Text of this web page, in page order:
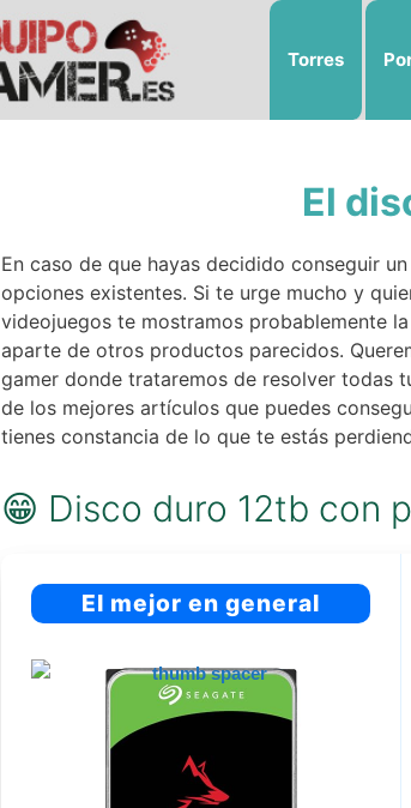
Torres
El
En caso de que hayas decidido conseguir
opciones existentes. Si te urge mucho y
videojuegos te mostramos probablemente
aparte de otros productos parecidos.
gamer donde trataremos de resolver todas
de los mejores artículos que puedes
tienes constancia de lo que te estás
😁 Disco duro 12tb con
El mejor en general